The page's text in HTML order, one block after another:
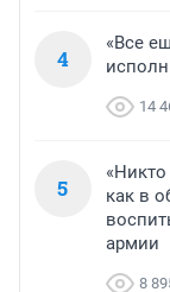
4
«Все
14
5
как в
армии
8